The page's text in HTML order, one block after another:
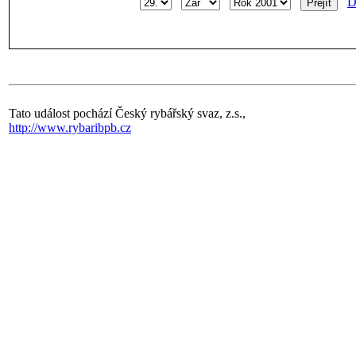
Tato událost pochází Český rybářský svaz, z.s.,
http://www.rybaribpb.cz